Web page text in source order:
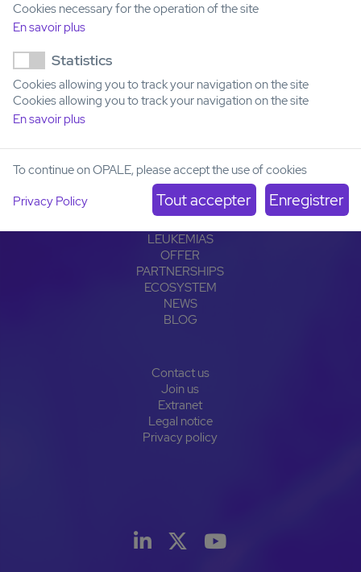
Institut Carnot OPALE
1, avenue Claude Vellefaux
75010 Paris, France
LEUKEMIAS
OFFER
PARTNERSHIPS
ECOSYSTEM
NEWS
BLOG
Contact us
Join us
Extranet
Legal notice
Privacy policy
Cookies necessary for the operation of the site
En savoir plus
Statistics
Cookies allowing you to track your navigation on the site
Cookies allowing you to track your navigation on the site
En savoir plus
To continue on OPALE, please accept the use of cookies
Privacy Policy